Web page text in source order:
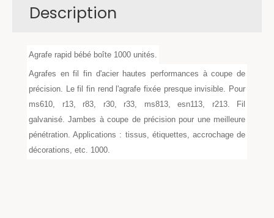
Description
Agrafe rapid bébé boîte 1000 unités.
Agrafes en fil fin d'acier hautes performances à coupe de
précision. Le fil fin rend l'agrafe fixée presque invisible. Pour
ms610, r13, r83, r30, r33, ms813, esn113, r213. Fil
galvanisé. Jambes à coupe de précision pour une meilleure
pénétration. Applications : tissus, étiquettes, accrochage de
décorations, etc. 1000.